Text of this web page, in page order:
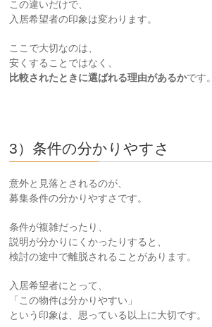
この違いだけで、
入居希望者の印象は変わります。
ここで大切なのは、
安くすることではなく、
比較されたときに選ばれる理由があるかです。
3）条件の分かりやすさ
意外と見落とされるのが、
募集条件の分かりやすさです。
条件が複雑だったり、
説明が分かりにくかったりすると、
検討の途中で離脱されることがあります。
入居希望者にとって、
「この物件は分かりやすい」
という印象は、思っている以上に大切です。